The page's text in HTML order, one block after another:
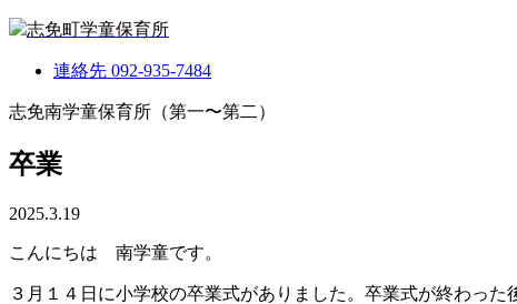
志免町学童保育所
連絡先 092-935-7484
志免南学童保育所（第一〜第二）
卒業
2025.3.19
こんにちは 南学童です。
３月１４日に小学校の卒業式がありました。卒業式が終わっ